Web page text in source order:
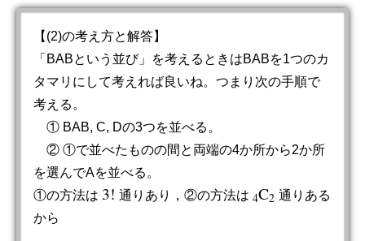
【(2)の考え方と解答】
「BABという並び」を考えるときはBABを1つのカ
タマリにして考えれば良いね。つまり次の手順で
考える。
① BAB, C, Dの3つを並べる。
② ①で並べたものの間と両端の4か所から2か所
を選んでAを並べる。
①の方法は 3!
3! 通りあり，②の方法は 4C2
4C2 通りある
から